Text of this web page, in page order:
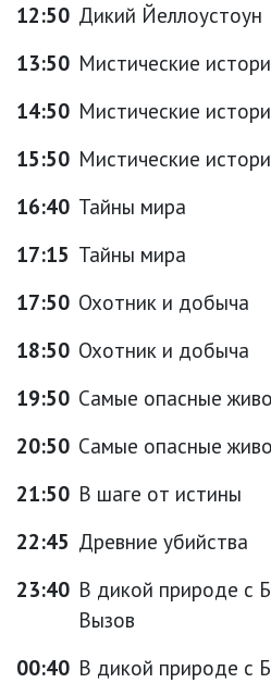
12:50 Дикий Йеллоустоун
13:50 Мистические
14:50 Мистические
15:50 Мистические
16:40 Тайны мира
17:15 Тайны мира
17:50 Охотник и добыча
18:50 Охотник и добыча
19:50 Самые опасные
20:50 Самые опасные
21:50 В шаге от истины
22:45 Древние убийства
23:40 В дикой природе с
Вызов
00:40 В дикой природе с